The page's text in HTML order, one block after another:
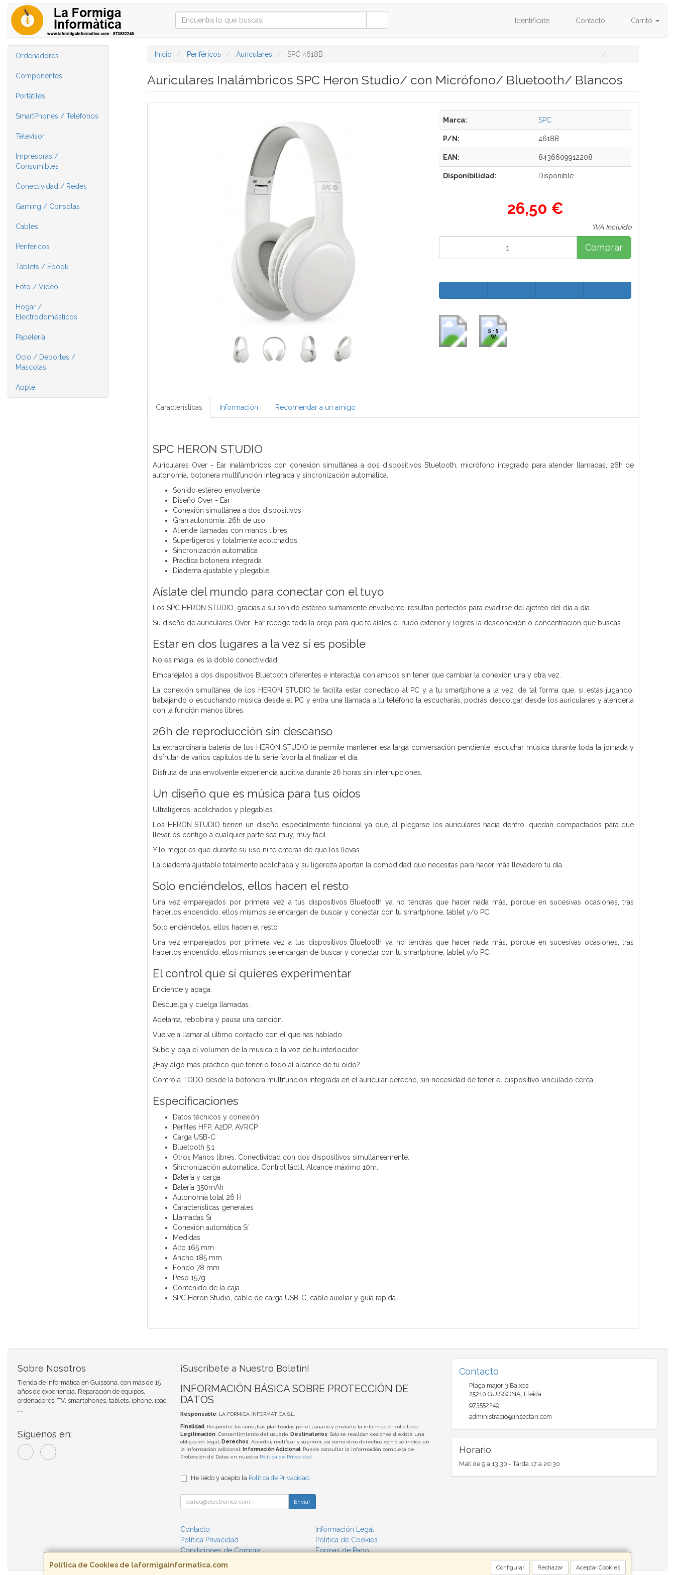
Identifícate Contacto Carrito
Ordenadores
Componentes
Portátiles
SmartPhones / Teléfonos
Televisor
Impresoras /
Consumibles
Conectividad / Redes
Gaming / Consolas
Cables
Periféricos
Tablets / Ebook
Foto / Video
Hogar /
Electrodomésticos
Papelería
Ocio / Deportes /
Mascotas
Apple
Inicio Periféricos Auriculares SPC 4618B
Auriculares Inalámbricos SPC Heron Studio/ con Micrófono/ Bluetooth/ Blancos
Marca: SPC
P/N: 4618B
EAN: 8436609912208
Disponibilidad: Disponible
26,50 €
*IVA Incluido
Comprar
5 - 5
W
Características Información Recomendar a un amigo
SPC HERON STUDIO
Auriculares Over - Ear inalámbricos con conexión simultánea a dos dispositivos Bluetooth, micrófono integrado para atender llamadas, 26h de
autonomía, botonera multifunción integrada y sincronización automática.
Sonido estéreo envolvente
Diseño Over - Ear
Conexión simultánea a dos dispositivos
Gran autonomía: 26h de uso
Atiende llamadas con manos libres
Superligeros y totalmente acolchados
Sincronización automática
Práctica botonera integrada
Diadema ajustable y plegable
Aíslate del mundo para conectar con el tuyo
Los SPC HERON STUDIO, gracias a su sonido estéreo sumamente envolvente, resultan perfectos para evadirse del ajetreo del día a día.
Su diseño de auriculares Over- Ear recoge toda la oreja para que te aísles el ruido exterior y logres la desconexión o concentración que buscas.
Estar en dos lugares a la vez sí es posible
No es magia, es la doble conectividad.
Emparéjalos a dos dispositivos Bluetooth diferentes e interactúa con ambos sin tener que cambiar la conexión una y otra vez.
La conexión simultánea de los HERON STUDIO te facilita estar conectado al PC y a tu smartphone a la vez, de tal forma que, si estás jugando,
trabajando o escuchando música desde el PC y entra una llamada a tu teléfono la escucharás, podrás descolgar desde los auriculares y atenderla
con la función manos libres.
26h de reproducción sin descanso
La extraordinaria batería de los HERON STUDIO te permite mantener esa larga conversación pendiente, escuchar música durante toda la jornada y
disfrutar de varios capítulos de tu serie favorita al finalizar el día.
Disfruta de una envolvente experiencia auditiva durante 26 horas sin interrupciones.
Un diseño que es música para tus oídos
Ultraligeros, acolchados y plegables.
Los HERON STUDIO tienen un diseño especialmente funcional ya que, al plegarse los auriculares hacia dentro, quedan compactados para que
llevarlos contigo a cualquier parte sea muy, muy fácil.
Y lo mejor es que durante su uso ni te enteras de que los llevas.
La diadema ajustable totalmente acolchada y su ligereza aportan la comodidad que necesitas para hacer más llevadero tu día.
Solo enciéndelos, ellos hacen el resto
Una vez emparejados por primera vez a tus dispositivos Bluetooth ya no tendrás que hacer nada más, porque en sucesivas ocasiones, tras
haberlos encendido, ellos mismos se encargan de buscar y conectar con tu smartphone, tablet y/o PC.
Solo enciéndelos, ellos hacen el resto
Una vez emparejados por primera vez a tus dispositivos Bluetooth ya no tendrás que hacer nada más, porque en sucesivas ocasiones, tras
haberlos encendido, ellos mismos se encargan de buscar y conectar con tu smartphone, tablet y/o PC.
El control que sí quieres experimentar
Enciende y apaga.
Descuelga y cuelga llamadas.
Adelanta, rebobina y pausa una canción.
Vuelve a llamar al último contacto con el que has hablado.
Sube y baja el volumen de la música o la voz de tu interlocutor.
¿Hay algo más práctico que tenerlo todo al alcance de tu oído?
Controla TODO desde la botonera multifunción integrada en el auricular derecho, sin necesidad de tener el dispositivo vinculado cerca.
Especificaciones
Datos técnicos y conexión
Perfiles HFP, A2DP, AVRCP
Carga USB-C
Bluetooth 5.1
Otros Manos libres. Conectividad con dos dispositivos simultáneamente.
Sincronización automática. Control táctil. Alcance máximo 10m.
Batería y carga
Batería 350mAh
Autonomía total 26 H
Características generales
Llamadas Sí
Conexión automática Sí
Medidas
Alto 165 mm
Ancho 185 mm
Fondo 78 mm
Peso 157g
Contenido de la caja
SPC Heron Studio, cable de carga USB-C, cable auxiliar y guía rápida.
Política de Cookies de laformigainformatica.com Configurar Rechazar Aceptar Cookies
Sobre Nosotros
Tienda de Informática en Guissona, con más de 15
años de experiencia. Reparación de equipos,
ordenadores, TV, smartphones, tablets, iphone, ipad
....
Síguenos en:
¡Suscríbete a Nuestro Boletín!
INFORMACIÓN BÁSICA SOBRE PROTECCIÓN DE
DATOS
Responsable: LA FORMIGA INFORMATICA S.L.
Finalidad: Responder las consultas planteadas por el usuario y enviarle la información solicitada;
Legitimación: Consentimiento del usuario; Destinatarios: Solo se realizan cesiones si existe una
obligación legal; Derechos: Acceder, rectificar y suprimir, así como otros derechos, como se indica en
la información adicional;
Información Adicional: Puede consultar la información completa de
Protección de Datos en nuestra Política de Privacidad.
He leído y acepto la Política de Privacidad.
Enviar
Contacto
Información Legal
Política Privacidad
Política de Cookies
Condiciones de Compra
Formas de Pago
Contacto
Plaça major 3 Baixos
25210 GUISSONA, Lleida
973552249
administracio@insectari.com
Horario
Matí de 9 a 13:30 - Tarda 17 a 20:30